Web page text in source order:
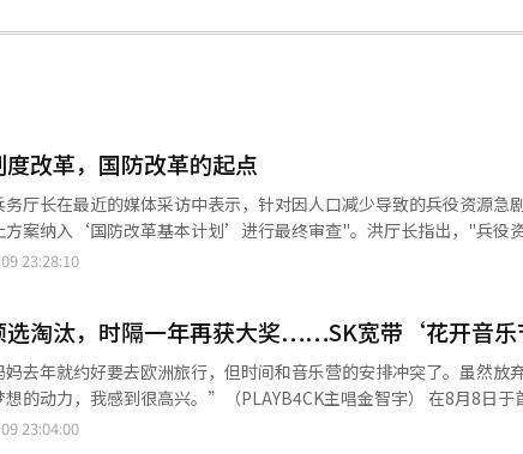
度改革，国防改革的起点
务厅长在最近的媒体采访中表示，针对因人口减少导致的兵役资源急
方案纳入‘国防改革基本计划’进行最终审查"。洪厅长指出，"兵役
对策"，预示着兵役制度的根本改革。政府官员正式将补充役的缩减和
必要性在数字中得到了验证。根据国防部和兵务厅的统计，近年来
2025年的32万余人，降幅超过29%。这意味着在短短10年内，消失
，预计到2020年代后期，入伍资源将减少到20万人左右，前景十分
改善的情况下，仅通过调整判定标准或采取应急性的人力分配来维持
艺术、卫生等领域的人才利用方面也显露出局限性，并引发了新的
23:28:10
选淘汰，时隔一年再获大奖……SK宽带‘花开音
妈去年就约好要去欧洲旅行，但时间和音乐营的安排冲突了。虽然放
想的动力，我感到很高兴。”（PLAYB4CK主唱金智宇） 在8月8日于
花开青少年音乐节’上，当‘PLAYB4CK’被宣布为大奖获奖团队
23:04:00